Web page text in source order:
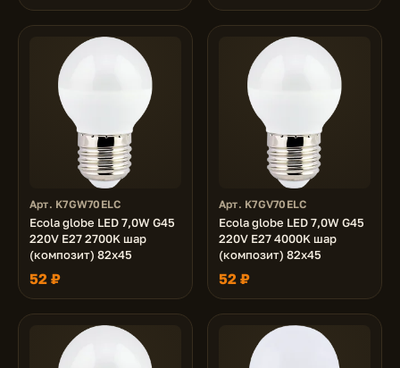
Арт. K7GW70ELC
Ecola globe LED 7,0W G45
220V E27 2700K шар
(композит) 82x45
52 ₽
Арт. K7GV70ELC
Ecola globe LED 7,0W G45
220V E27 4000K шар
(композит) 82x45
52 ₽